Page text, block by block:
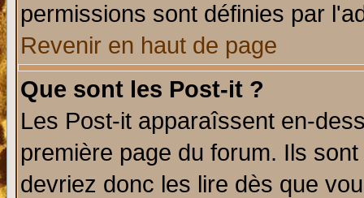
permissions sont définies par
Revenir en haut de page
Que sont les Post-it ?
Les Post-it apparaîssent en-
première page du forum. Ils
devriez donc les lire dès que